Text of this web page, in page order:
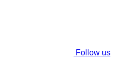
Follow us